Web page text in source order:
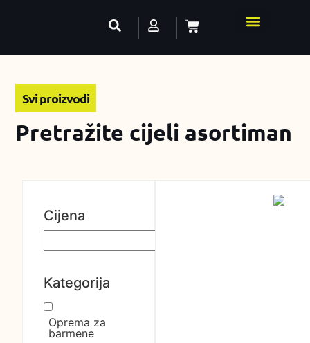
Svi proizvodi
Pretražite cijeli asortiman
Cijena
Kategorija
Oprema za
barmene